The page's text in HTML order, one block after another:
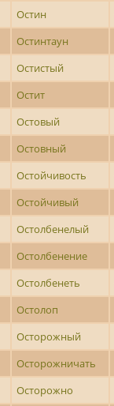
Остин
Остинтаун
Остистый
Остит
Остовый
Остовный
Остойчивость
Остойчивый
Остолбенелый
Остолбенение
Остолбенеть
Остолоп
Осторожный
Осторожничать
Осторожно